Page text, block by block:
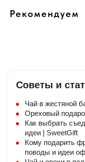
Рекомендуем
Советы и
Чай в жестяной
Ореховый
Как выбрать
идеи | SweetGift
Кому подарить
поводы и идеи